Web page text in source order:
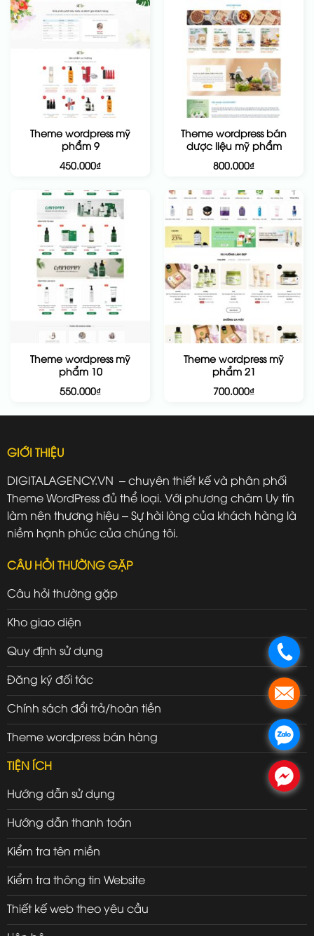
Theme wordpress mỹ
phẩm 9
450.000₫
Theme wordpress bán
dược liệu mỹ phẩm
800.000₫
Theme wordpress mỹ
phẩm 10
550.000₫
Theme wordpress mỹ
phẩm 21
700.000₫
GIỚI THIỆU
DIGITALAGENCY.VN – chuyên thiết kế và phân phối
Theme WordPress đủ thể loại. Với phương châm Uy tín
làm nên thương hiệu – Sự hài lòng của khách hàng là
niềm hạnh phúc của chúng tôi.
CÂU HỎI THƯỜNG GẶP
Câu hỏi thường gặp
Kho giao diện
Quy định sử dụng
Đăng ký đối tác
Chính sách đổi trả/hoàn tiền
Theme wordpress bán hàng
TIỆN ÍCH
Hướng dẫn sử dụng
Hướng dẫn thanh toán
Kiểm tra tên miền
Kiểm tra thông tin Website
Thiết kế web theo yêu cầu
.
.
.
.